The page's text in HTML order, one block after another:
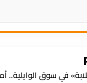
في سوق الوايلية..